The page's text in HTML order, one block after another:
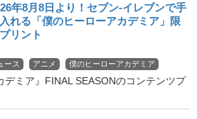
年8月8日より！セブン‐イレブンで手
れる「僕のヒーローアカデミア」限
リント
ース アニメ 僕のヒーローアカデミア
デミア』FINAL SEASONのコンテンツプ